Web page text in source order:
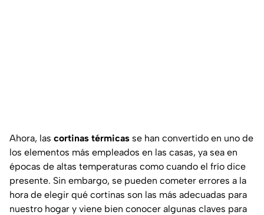
Ahora, las cortinas térmicas se han convertido en uno de
los elementos más empleados en las casas, ya sea en
épocas de altas temperaturas como cuando el frío dice
presente. Sin embargo, se pueden cometer errores a la
hora de elegir qué cortinas son las más adecuadas para
nuestro hogar y viene bien conocer algunas claves para